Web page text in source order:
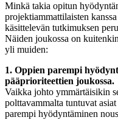
Minkä takia opitun
projektiammattilaisten
käsittelevän tutkimuksen
Näiden joukossa on
yli muiden:
1. Oppien parempi
pääprioriteettien joukossa.
Vaikka johto ymmärtäisikin
polttavammalta tuntuvat
parempi hyödyntäminen